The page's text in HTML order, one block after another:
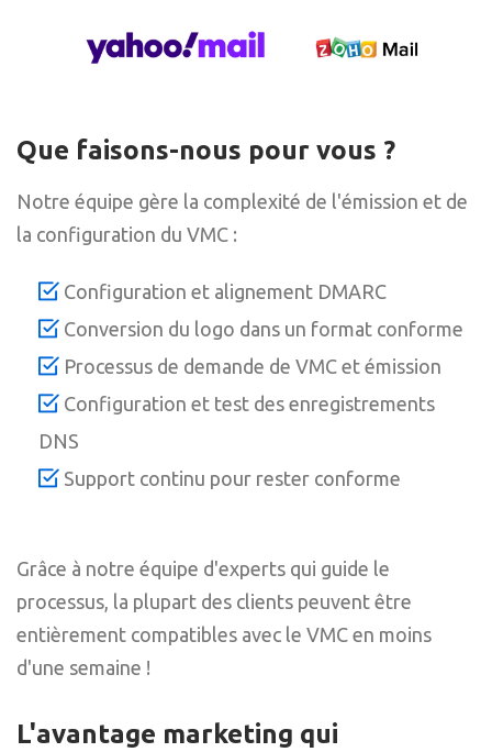
Que faisons-nous pour vous ?
Notre équipe gère la complexité de l'émission et de
la configuration du VMC :
Configuration et alignement DMARC
Conversion du logo dans un format conforme
Processus de demande de VMC et émission
Configuration et test des enregistrements
DNS
Support continu pour rester conforme
Grâce à notre équipe d'experts qui guide le
processus, la plupart des clients peuvent être
entièrement compatibles avec le VMC en moins
d'une semaine !
L'avantage marketing qui